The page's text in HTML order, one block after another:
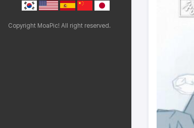
Copyright MoaPic! All right reserved.